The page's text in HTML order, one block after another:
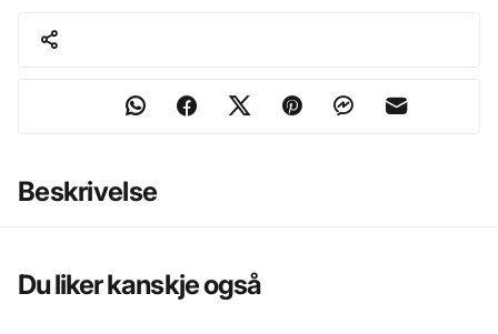
Beskrivelse
Du liker kanskje også